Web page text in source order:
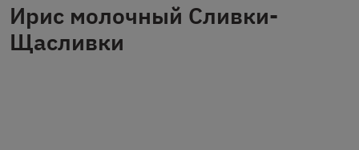
Ирис молочный Сливки-
Щасливки